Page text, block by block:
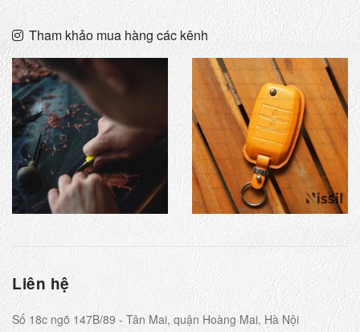
Tham khảo mua hàng các kênh
Liên hệ
Số 18c ngõ 147B/89 - Tân Mai, quận Hoàng Mai, Hà Nội